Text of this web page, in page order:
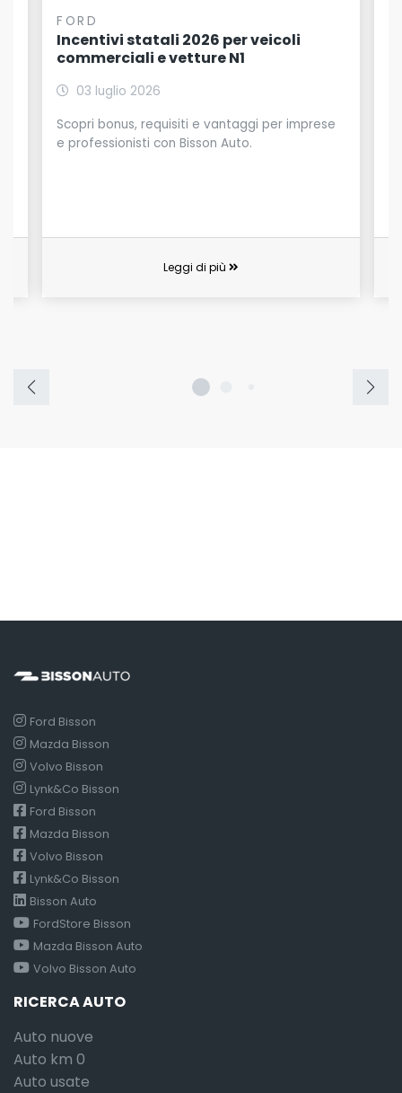
FORD
Incentivi statali 2026 per veicoli
commerciali e vetture N1
03 luglio 2026
Scopri bonus, requisiti e vantaggi per imprese
e professionisti con Bisson Auto.
Leggi di più
Ford Bisson
Mazda Bisson
Volvo Bisson
Lynk&Co Bisson
Ford Bisson
Mazda Bisson
Volvo Bisson
Lynk&Co Bisson
Bisson Auto
FordStore Bisson
Mazda Bisson Auto
Volvo Bisson Auto
RICERCA AUTO
Auto nuove
Auto km 0
Auto usate